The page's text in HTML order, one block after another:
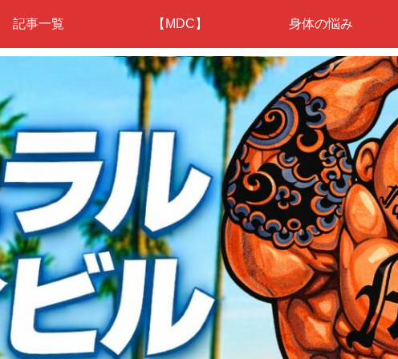
記事一覧 【MDC】 身体の悩み